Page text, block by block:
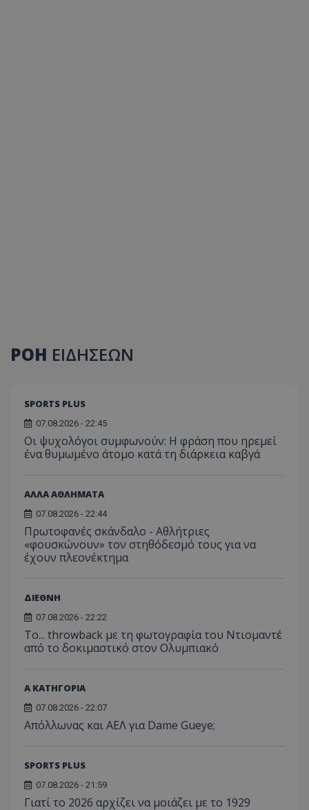
ΡΟΗ ΕΙΔΗΣΕΩΝ
SPORTS PLUS
07.08.2026 - 22:45
Οι ψυχολόγοι συμφωνούν: Η φράση που ηρεμεί
ένα θυμωμένο άτομο κατά τη διάρκεια καβγά
ΑΛΛΑ ΑΘΛΗΜΑΤΑ
07.08.2026 - 22:44
Πρωτοφανές σκάνδαλο - Aθλήτριες
«φουσκώνουν» τον στηθόδεσμό τους για να
έχουν πλεονέκτημα
ΔΙΕΘΝΗ
07.08.2026 - 22:22
Το... throwback με τη φωτογραφία του Ντιομαντέ
από το δοκιμαστικό στον Ολυμπιακό
Α ΚΑΤΗΓΟΡΙΑ
07.08.2026 - 22:07
Απόλλωνας και ΑΕΛ για Dame Gueye;
SPORTS PLUS
07.08.2026 - 21:59
Γιατί το 2026 αρχίζει να μοιάζει με το 1929